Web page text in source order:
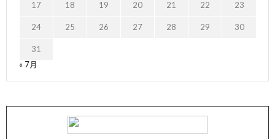
17 18 19 20 21 22 23
24 25 26 27 28 29 30
31
« 7月